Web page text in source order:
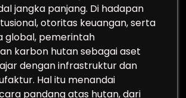
jangka panjang. Di hadapan
otoritas keuangan, serta
global, pemerintah
karbon hutan sebagai aset
dengan infrastruktur dan
Hal itu menandai
pandang atas hutan, dari